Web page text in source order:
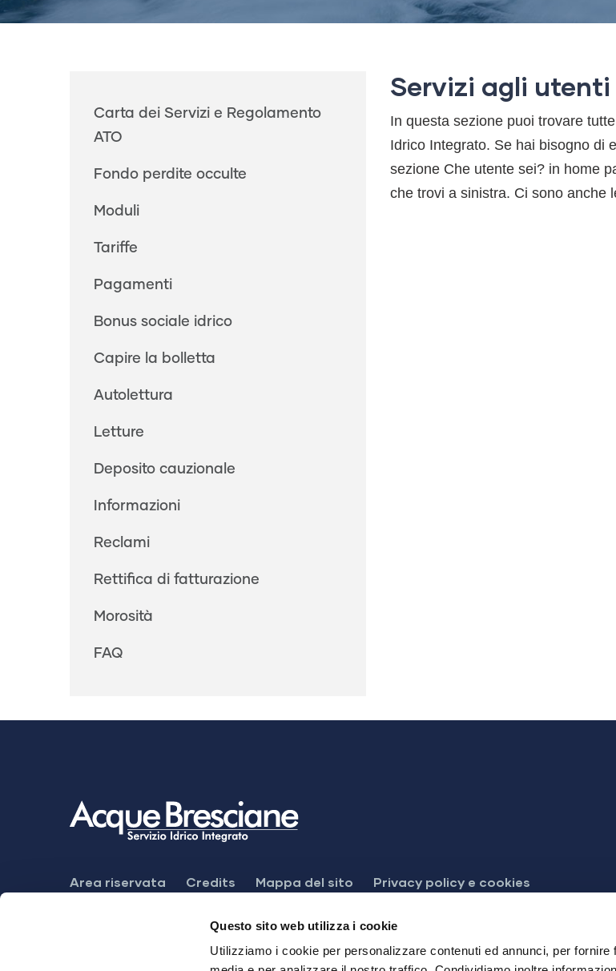
Questo sito web utilizza i cookie
Utilizziamo i cookie per personalizzare contenuti ed annunci, per fornire
Servizi agli utenti
In questa sezione puoi trovare
Idrico Integrato. Se hai bisogno di
sezione Che utente sei? in home
che trovi a sinistra. Ci sono anche
Main
Carta dei Servizi e Regolamento
ATO
Fondo perdite occulte
Moduli
Tariffe
Pagamenti
Bonus sociale idrico
Capire la bolletta
Autolettura
Letture
Deposito cauzionale
Informazioni
Reclami
Rettifica di fatturazione
Morosità
FAQ
Footer
Menu
Area riservata Credits Mappa del sito Privacy policy e cookies
Meccanismo di feedback Dichiarazione di accessibilità